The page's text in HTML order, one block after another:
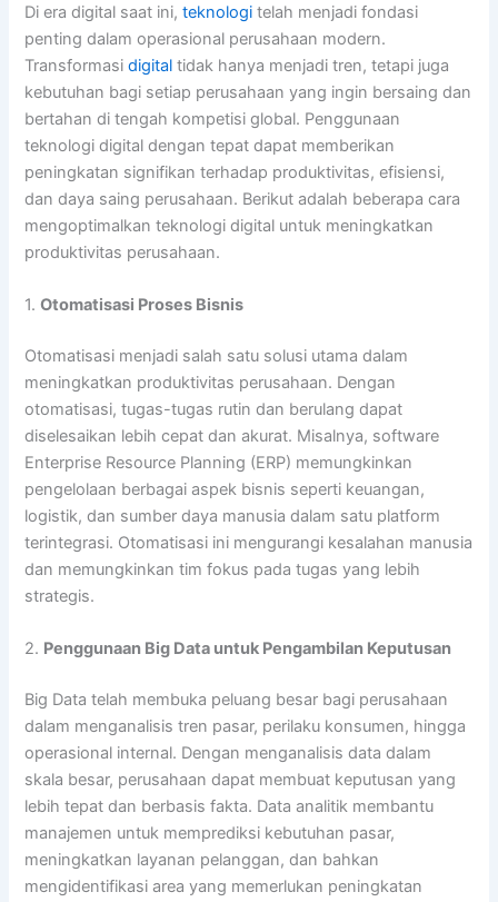
Di era digital saat ini,teknologi telah menjadi fondasi
penting dalam operasional perusahaan modern.
Transformasidigital tidak hanya menjadi tren, tetapi juga
kebutuhan bagi setiap perusahaan yang ingin bersaing dan
bertahan di tengah kompetisi global. Penggunaan
teknologi digital dengan tepat dapat memberikan
peningkatan signifikan terhadap produktivitas, efisiensi,
dan daya saing perusahaan. Berikut adalah beberapa cara
mengoptimalkan teknologi digital untuk meningkatkan
produktivitas perusahaan.
1.Otomatisasi Proses Bisnis
Otomatisasi menjadi salah satu solusi utama dalam
meningkatkan produktivitas perusahaan. Dengan
otomatisasi, tugas-tugas rutin dan berulang dapat
diselesaikan lebih cepat dan akurat. Misalnya, software
Enterprise Resource Planning (ERP) memungkinkan
pengelolaan berbagai aspek bisnis seperti keuangan,
logistik, dan sumber daya manusia dalam satu platform
terintegrasi. Otomatisasi ini mengurangi kesalahan manusia
dan memungkinkan tim fokus pada tugas yang lebih
strategis.
2. Penggunaan Big Data untuk Pengambilan Keputusan
Big Data telah membuka peluang besar bagi perusahaan
dalam menganalisis tren pasar, perilaku konsumen, hingga
operasional internal. Dengan menganalisis data dalam
skala besar, perusahaan dapat membuat keputusan yang
lebih tepat dan berbasis fakta. Data analitik membantu
manajemen untuk memprediksi kebutuhan pasar,
meningkatkan layanan pelanggan, dan bahkan
mengidentifikasi area yang memerlukan peningkatan